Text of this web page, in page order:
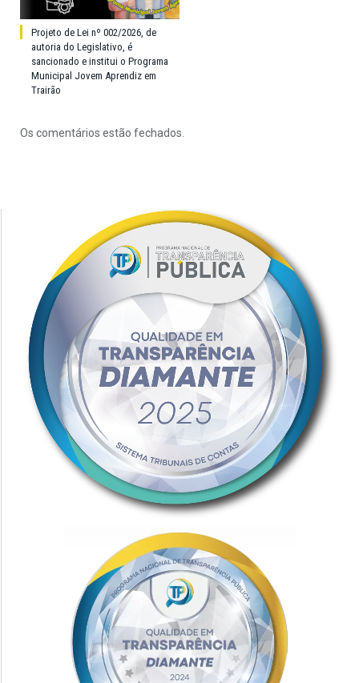
Projeto de Lei nº 002/2026, de
autoria do Legislativo, é
sancionado e institui o Programa
Municipal Jovem Aprendiz em
Trairão
Os comentários estão fechados.